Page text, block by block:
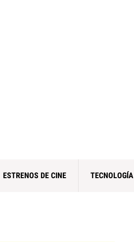
ESTRENOS DE CINE TECNOLOGÍA